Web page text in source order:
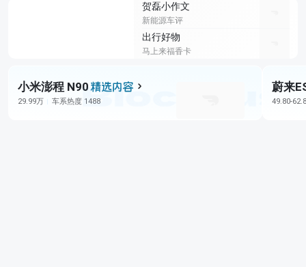
贺磊小作文
新能源车评
出行好物
马上来福香卡
小米澎程 N90
29.99万 车系热度 1488
蔚来
49.80-